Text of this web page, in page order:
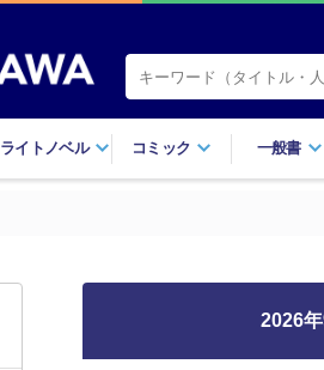
ライトノベル コミック 一般書
2026